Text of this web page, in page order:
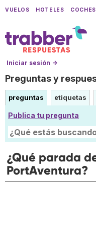
VUELOS HOTELES COCHES
Iniciar sesión →
Preguntas y
preguntas etiquetas
Publica tu pregunta
¿Qué parada
PortAventura?